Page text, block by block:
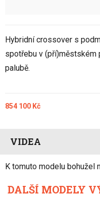
Hybridní crossover s
spotřebu v
palubě.
854 100 Kč
VIDEA
K tomuto modelu bohužel
DALŠÍ MODELY